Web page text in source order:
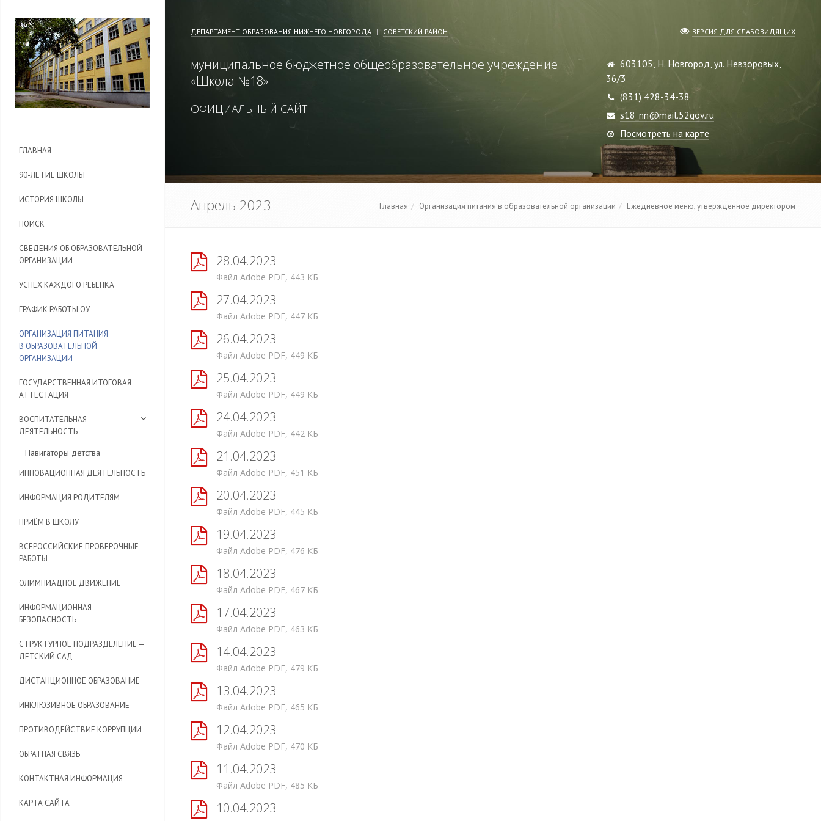
ГЛАВНАЯ
90-ЛЕТИЕ ШКОЛЫ
ИСТОРИЯ ШКОЛЫ
ПОИСК
СВЕДЕНИЯ ОБ ОБРАЗОВАТЕЛЬНОЙ
ОРГАНИЗАЦИИ
УСПЕХ КАЖДОГО РЕБЕНКА
ГРАФИК РАБОТЫ ОУ
ОРГАНИЗАЦИЯ ПИТАНИЯ
В ОБРАЗОВАТЕЛЬНОЙ
ОРГАНИЗАЦИИ
ГОСУДАРСТВЕННАЯ ИТОГОВАЯ
АТТЕСТАЦИЯ
ВОСПИТАТЕЛЬНАЯ
ДЕЯТЕЛЬНОСТЬ
Навигаторы детства
ИННОВАЦИОННАЯ ДЕЯТЕЛЬНОСТЬ
ИНФОРМАЦИЯ РОДИТЕЛЯМ
ПРИЁМ В ШКОЛУ
ВСЕРОССИЙСКИЕ ПРОВЕРОЧНЫЕ
РАБОТЫ
ОЛИМПИАДНОЕ ДВИЖЕНИЕ
ИНФОРМАЦИОННАЯ
БЕЗОПАСНОСТЬ
CТРУКТУРНОЕ ПОДРАЗДЕЛЕНИЕ —
ДЕТСКИЙ САД
ДИСТАНЦИОННОЕ ОБРАЗОВАНИЕ
ИНКЛЮЗИВНОЕ ОБРАЗОВАНИЕ
ПРОТИВОДЕЙСТВИЕ КОРРУПЦИИ
ОБРАТНАЯ СВЯЗЬ
КОНТАКТНАЯ ИНФОРМАЦИЯ
КАРТА САЙТА
ДЕПАРТАМЕНТ ОБРАЗОВАНИЯ НИЖНЕГО НОВГОРОДА СОВЕТСКИЙ РАЙОН ВЕРСИЯ ДЛЯ СЛАБОВИДЯЩИХ
муниципальное бюджетное общеобразовательное учреждение
«Школа №18»
ОФИЦИАЛЬНЫЙ САЙТ
603105, Н. Новгород, ул. Невзоровых,
36/3
(831) 428-34-38
s18_nn@mail.52gov.ru
Посмотреть на карте
Апрель 2023 Главная Организация питания в образовательной организации Ежедневное меню, утвержденное директором
28.04.2023
Файл Adobe PDF, 443 КБ
27.04.2023
Файл Adobe PDF, 447 КБ
26.04.2023
Файл Adobe PDF, 449 КБ
25.04.2023
Файл Adobe PDF, 449 КБ
24.04.2023
Файл Adobe PDF, 442 КБ
21.04.2023
Файл Adobe PDF, 451 КБ
20.04.2023
Файл Adobe PDF, 445 КБ
19.04.2023
Файл Adobe PDF, 476 КБ
18.04.2023
Файл Adobe PDF, 467 КБ
17.04.2023
Файл Adobe PDF, 463 КБ
14.04.2023
Файл Adobe PDF, 479 КБ
13.04.2023
Файл Adobe PDF, 465 КБ
12.04.2023
Файл Adobe PDF, 470 КБ
11.04.2023
Файл Adobe PDF, 485 КБ
10.04.2023